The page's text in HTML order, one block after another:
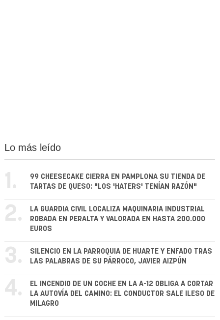
Lo más leído
1.
99 CHEESECAKE CIERRA EN PAMPLONA SU TIENDA DE
TARTAS DE QUESO: "LOS 'HATERS' TENÍAN RAZÓN"
2.
LA GUARDIA CIVIL LOCALIZA MAQUINARIA INDUSTRIAL
ROBADA EN PERALTA Y VALORADA EN HASTA 200.000
EUROS
3.
SILENCIO EN LA PARROQUIA DE HUARTE Y ENFADO TRAS
LAS PALABRAS DE SU PÁRROCO, JAVIER AIZPÚN
4.
EL INCENDIO DE UN COCHE EN LA A-12 OBLIGA A CORTAR
LA AUTOVÍA DEL CAMINO: EL CONDUCTOR SALE ILESO DE
MILAGRO